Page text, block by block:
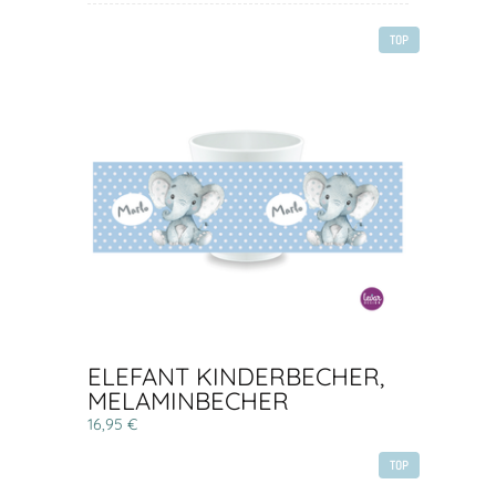
TOP
ELEFANT KINDERBECHER,
MELAMINBECHER
16,95 €
TOP